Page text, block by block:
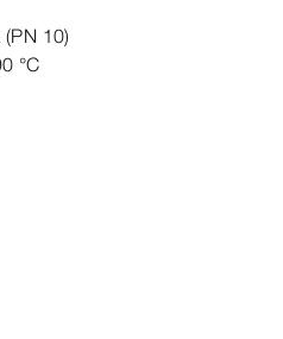
(PN 10)
0 °C